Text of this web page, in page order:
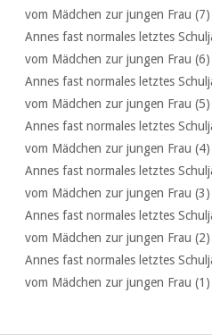
vom Mädchen zur jungen Frau (7)
Annes fast normales letztes
vom Mädchen zur jungen Frau (6)
Annes fast normales letztes
vom Mädchen zur jungen Frau (5)
Annes fast normales letztes
vom Mädchen zur jungen Frau (4)
Annes fast normales letztes
vom Mädchen zur jungen Frau (3)
Annes fast normales letztes
vom Mädchen zur jungen Frau (2)
Annes fast normales letztes
vom Mädchen zur jungen Frau (1)